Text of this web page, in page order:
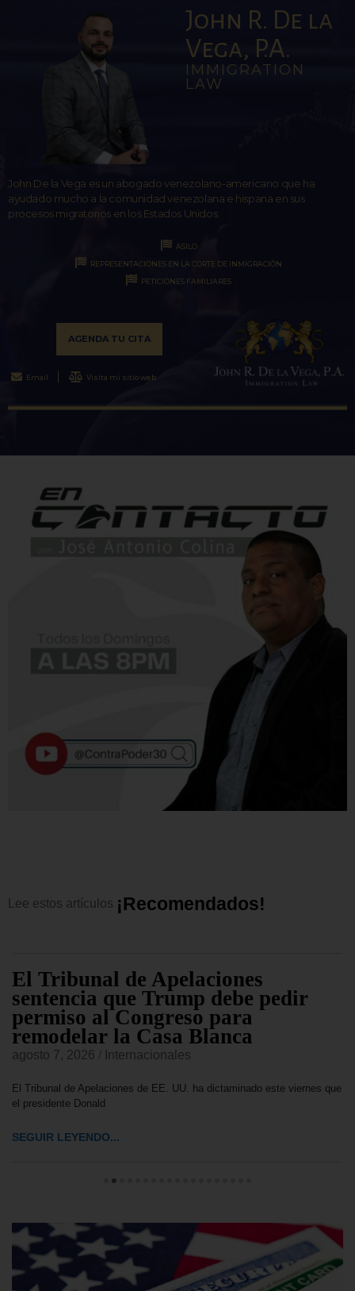
John R. De la
Vega, P.A.
IMMIGRATION
LAW
John De la Vega es un abogado venezolano-americano que ha
ayudado mucho a la comunidad venezolana e hispana en sus
procesos migratorios en los Estados Unidos.
ASILO
REPRESENTACIONES EN LA CORTE DE INMIGRACIÓN
PETICIONES FAMILIARES
AGENDA TU CITA
Email Visita mi sitio web
Lee estos artículos ¡Recomend ad os!
El Tribunal de Apelaciones
sentencia que Trump debe pedir
permiso al Congreso para
remodelar la Casa Blanca
agosto 7, 2026 Internacionales
El Tribunal de Apelaciones de EE. UU. ha dictaminado este viernes que
el presidente Donald
SEGUIR LEYENDO...